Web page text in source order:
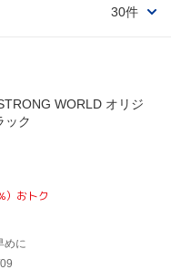
30件
WORLD オリジ
ック
）おトク
めに